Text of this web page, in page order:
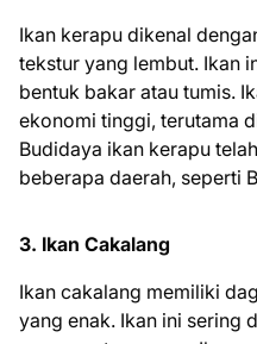
Ikan kerapu dikenal
tekstur yang lembut. Ikan
bentuk bakar atau tumis.
ekonomi tinggi, terutama
Budidaya ikan kerapu
beberapa daerah, seperti
3. Ikan Cakalang
Ikan cakalang memiliki
yang enak. Ikan ini sering